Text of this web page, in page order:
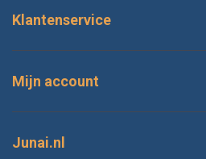
Klantenservice
Mijn account
Junai.nl